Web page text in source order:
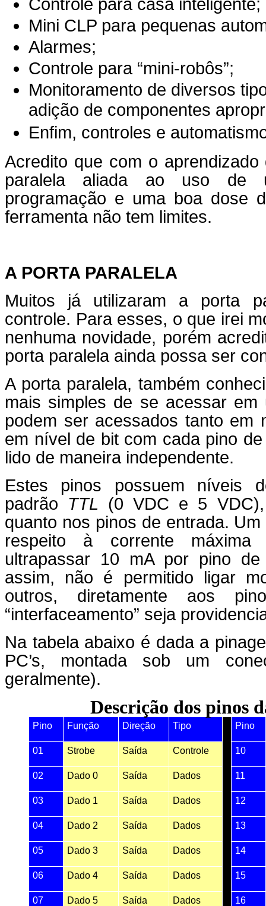
Controle para casa inteligente;
Mini CLP para pequenas
Alarmes;
Controle para “mini-robôs”;
Monitoramento de diversos
adição de componentes
Enfim, controles e
Acredito que com o
paralela aliada ao uso de
programação e uma boa dose
ferramenta não tem limites.
A PORTA PARALELA
Muitos já utilizaram a porta
controle. Para esses, o que irei
nenhuma novidade, porém
porta paralela ainda possa ser
A porta paralela, também
mais simples de se acessar
podem ser acessados tanto em
em nível de bit com cada pino
lido de maneira independente.
Estes pinos possuem níveis
padrão TTL (0 VDC e 5
quanto nos pinos de entrada.
respeito à corrente
ultrapassar 10 mA por pino
assim, não é permitido ligar
outros, diretamente aos
“interfaceamento” seja
Na tabela abaixo é dada a
PC’s, montada sob um
geralmente).
Descrição dos pinos
Pino Função Direção Tipo Pino
01 Strobe Saída Controle 10
02 Dado 0 Saída Dados 11
03 Dado 1 Saída Dados 12
04 Dado 2 Saída Dados 13
05 Dado 3 Saída Dados 14
06 Dado 4 Saída Dados 15
07 Dado 5 Saída Dados 16